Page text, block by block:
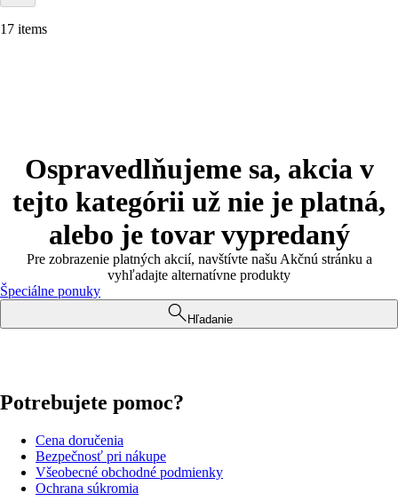
17 items
Ospravedlňujeme sa, akcia v
tejto kategórii už nie je platná,
alebo je tovar vypredaný
Pre zobrazenie platných akcií, navštívte našu Akčnú stránku a
vyhľadajte alternatívne produkty
Špeciálne ponuky
Hľadanie
Potrebujete pomoc?
Cena doručenia
Bezpečnosť pri nákupe
Všeobecné obchodné podmienky
Ochrana súkromia